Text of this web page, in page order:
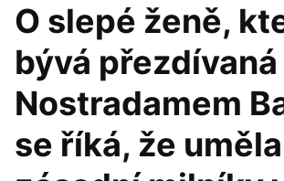
O slepé ženě,
bývá přezdívaná
Nostradamem
se říká, že